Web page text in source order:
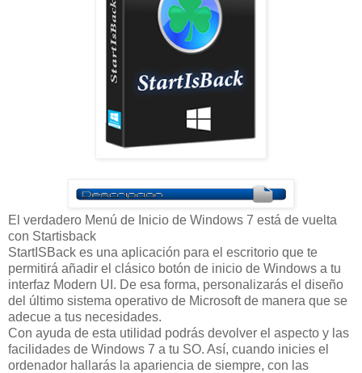
El verdadero Menú de Inicio de Windows 7 está de vuelta
con Startisback
StartISBack es una aplicación para el escritorio que te
permitirá añadir el clásico botón de inicio de Windows a tu
interfaz Modern UI. De esa forma, personalizarás el diseño
del último sistema operativo de Microsoft de manera que se
adecue a tus necesidades.
Con ayuda de esta utilidad podrás devolver el aspecto y las
facilidades de Windows 7 a tu SO. Así, cuando inicies el
ordenador hallarás la apariencia de siempre, con las